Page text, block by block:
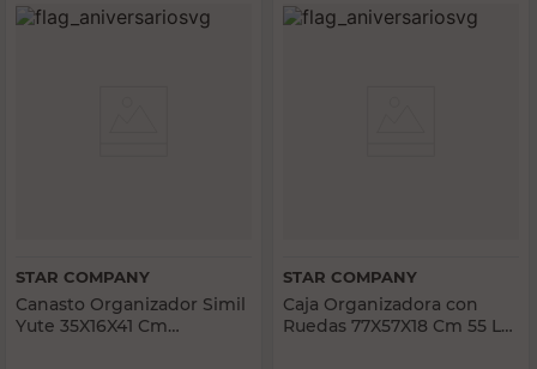
STAR COMPANY
Canasto Organizador Simil
Yute 35X16X41 Cm
STAR COMPANY
Caja Organizadora con
Ruedas 77X57X18 Cm 55 Lts